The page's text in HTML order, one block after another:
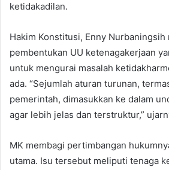
ketidakadilan.
Hakim Konstitusi, Enny Nurbaningsih
pembentukan UU ketenagakerjaan
untuk mengurai masalah
ada. “Sejumlah aturan turunan,
pemerintah, dimasukkan ke dalam
agar lebih jelas dan terstruktur,”
MK membagi pertimbangan
utama. Isu tersebut meliputi tenaga